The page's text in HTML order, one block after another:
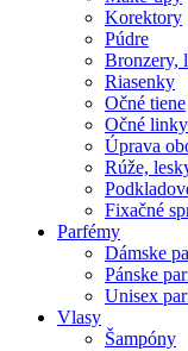
Korektory
Púdre
Bronzery,
Riasenky
Očné tiene
Očné
Úprava
Rúže,
Fixačné
Parfémy
Dámske
Pánske
Unisex
Vlasy
Šampóny